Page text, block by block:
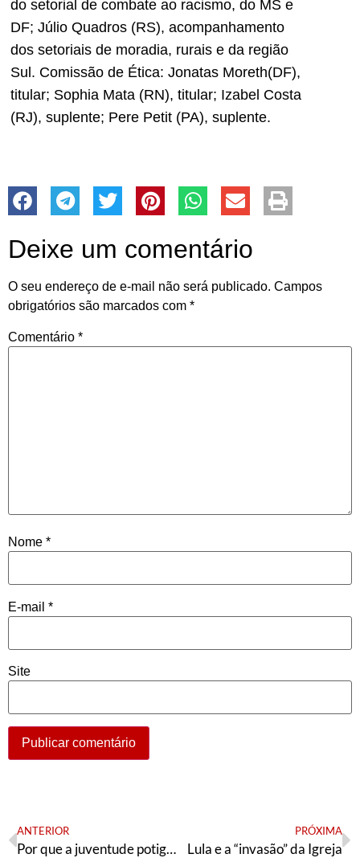
do setorial de combate ao racismo, do MS e
DF; Júlio Quadros (RS), acompanhamento
dos setoriais de moradia, rurais e da região
Sul. Comissão de Ética: Jonatas Moreth(DF),
titular; Sophia Mata (RN), titular; Izabel Costa
(RJ), suplente; Pere Petit (PA), suplente.
Deixe um comentário
O seu endereço de e-mail não será publicado. Campos
obrigatórios são marcados com *
Comentário *
Nome *
E-mail *
Site
ANTERIOR
Por que a juventude potiguar precisa de um senador do PT, de Lula e de Fátima em 2022?
PRÓXIMA
Lula e a “invasão” da Igreja